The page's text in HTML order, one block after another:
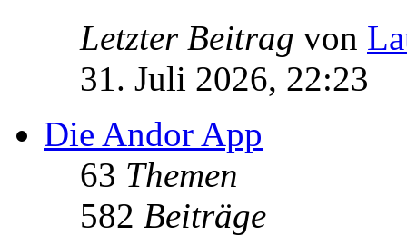
Letzter Beitrag von
31. Juli 2026, 22:23
Die Andor App
63 Themen
582 Beiträge